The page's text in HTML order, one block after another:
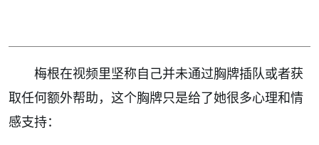
梅根在视频里坚称自己并未通过胸牌插队或者获
取任何额外帮助，这个胸牌只是给了她很多心理和情
感支持：